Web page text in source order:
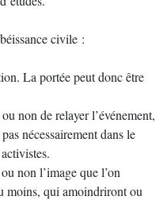
civile :
La portée peut donc être
non de relayer l’événement,
nécessairement dans le
non l’image que l’on
moins, qui amoindriront ou